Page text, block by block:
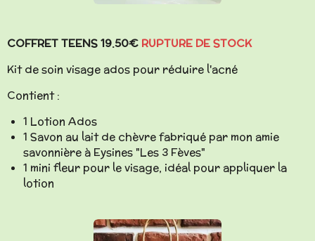
COFFRET TEENS 19.50€ RUPTURE DE STOCK
Kit de soin visage ados pour réduire l'acné
Contient :
1 Lotion Ados
1 Savon au lait de chèvre fabriqué par mon amie
savonnière à Eysines "Les 3 Fèves"
1 mini fleur pour le visage, idéal pour appliquer la
lotion